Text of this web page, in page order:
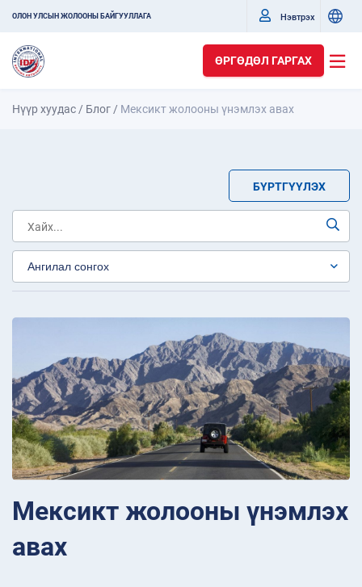
ОЛОН УЛСЫН ЖОЛООНЫ БАЙГУУЛЛАГА Нэвтрэх
ӨРГӨДӨЛ ГАРГАХ
Нүүр хуудас / Блог / Мексикт жолооны үнэмлэх авах
БҮРТГҮҮЛЭХ
Мексикт жолооны үнэмлэх
авах